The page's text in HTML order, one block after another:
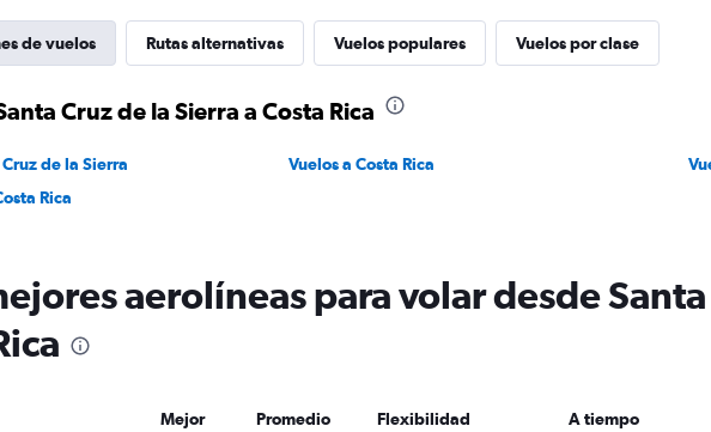
de vuelos Rutas alternativas Vuelos populares Vuelos por clase
Cruz de la Sierra a Costa Rica
de la Sierra Vuelos a Costa Rica
Rica
aerolíneas para volar desde
Mejor Promedio Flexibilidad A tiempo